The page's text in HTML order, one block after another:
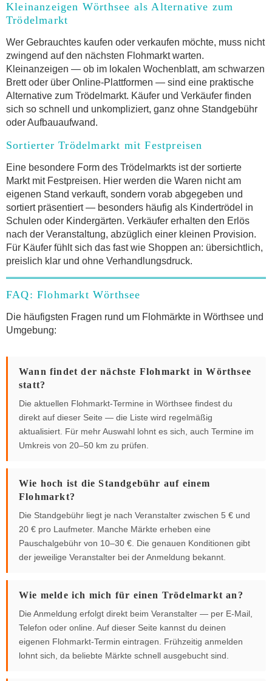
Kleinanzeigen Wörthsee als Alternative zum
Trödelmarkt
Wer Gebrauchtes kaufen oder verkaufen möchte, muss nicht
zwingend auf den nächsten Flohmarkt warten.
Kleinanzeigen — ob im lokalen Wochenblatt, am schwarzen
Brett oder über Online-Plattformen — sind eine praktische
Alternative zum Trödelmarkt. Käufer und Verkäufer finden
sich so schnell und unkompliziert, ganz ohne Standgebühr
oder Aufbauaufwand.
Sortierter Trödelmarkt mit Festpreisen
Eine besondere Form des Trödelmarkts ist der sortierte
Markt mit Festpreisen. Hier werden die Waren nicht am
eigenen Stand verkauft, sondern vorab abgegeben und
sortiert präsentiert — besonders häufig als Kindertrödel in
Schulen oder Kindergärten. Verkäufer erhalten den Erlös
nach der Veranstaltung, abzüglich einer kleinen Provision.
Für Käufer fühlt sich das fast wie Shoppen an: übersichtlich,
preislich klar und ohne Verhandlungsdruck.
FAQ: Flohmarkt Wörthsee
Die häufigsten Fragen rund um Flohmärkte in Wörthsee und
Umgebung:
Wann findet der nächste Flohmarkt in Wörthsee
statt?
Die aktuellen Flohmarkt-Termine in Wörthsee findest du
direkt auf dieser Seite — die Liste wird regelmäßig
aktualisiert. Für mehr Auswahl lohnt es sich, auch Termine im
Umkreis von 20–50 km zu prüfen.
Wie hoch ist die Standgebühr auf einem
Flohmarkt?
Die Standgebühr liegt je nach Veranstalter zwischen 5 € und
20 € pro Laufmeter. Manche Märkte erheben eine
Pauschalgebühr von 10–30 €. Die genauen Konditionen gibt
der jeweilige Veranstalter bei der Anmeldung bekannt.
Wie melde ich mich für einen Trödelmarkt an?
Die Anmeldung erfolgt direkt beim Veranstalter — per E-Mail,
Telefon oder online. Auf dieser Seite kannst du deinen
eigenen Flohmarkt-Termin eintragen. Frühzeitig anmelden
lohnt sich, da beliebte Märkte schnell ausgebucht sind.